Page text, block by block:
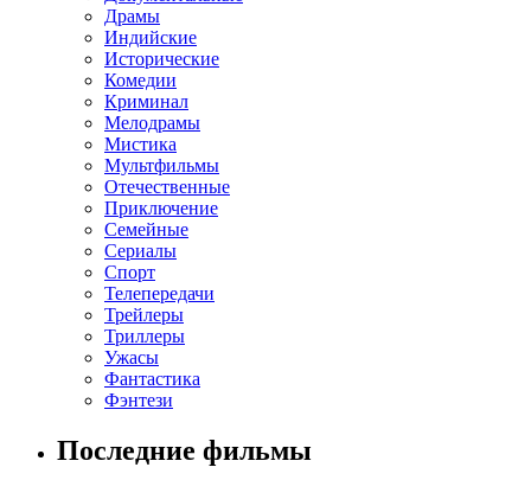
Драмы
Индийские
Исторические
Комедии
Криминал
Мелодрамы
Мистика
Мультфильмы
Отечественные
Приключение
Семейные
Сериалы
Спорт
Телепередачи
Трейлеры
Триллеры
Ужасы
Фантастика
Фэнтези
Последние фильмы